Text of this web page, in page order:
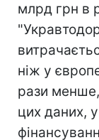
млрд грн в
ніж у
рази менше,
цих даних,